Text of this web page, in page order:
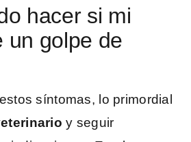
hacer si mi
un golpe de
síntomas, lo primordial
y seguir